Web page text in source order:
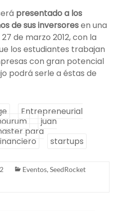
presentado a los
de sus inversoresen una
de marzo 2012, con la
los estudiantes trabajan
con gran potencial
podrá serle a éstas de
Entrepreneurial
juan
para
startups
Eventos,SeedRocket